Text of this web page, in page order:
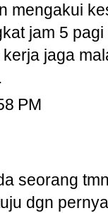
mengakui
jam 5
jaga
PM
seorang
dgn